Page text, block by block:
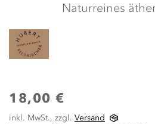
Naturreines
18,00 €
inkl. MwSt., zzgl. Versand